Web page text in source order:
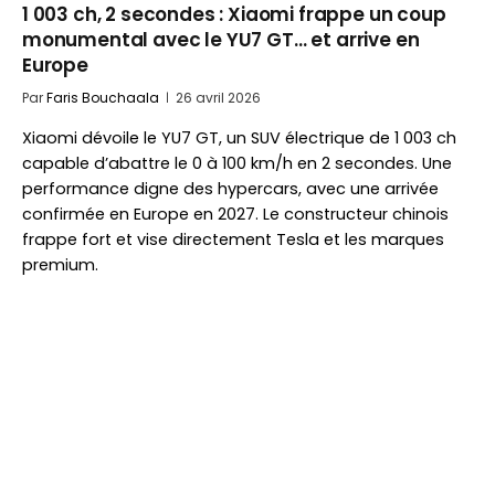
1 003 ch, 2 secondes : Xiaomi frappe un coup
monumental avec le YU7 GT… et arrive en
Europe
ParFaris Bouchaala 26 avril 2026
Xiaomi dévoile le YU7 GT, un SUV électrique de 1 003 ch
capable d’abattre le 0 à 100 km/h en 2 secondes. Une
performance digne des hypercars, avec une arrivée
confirmée en Europe en 2027. Le constructeur chinois
frappe fort et vise directement Tesla et les marques
premium.